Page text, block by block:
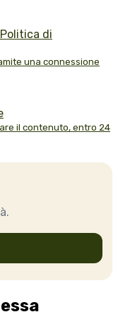
Politica di
una connessione
il contenuto, entro 24